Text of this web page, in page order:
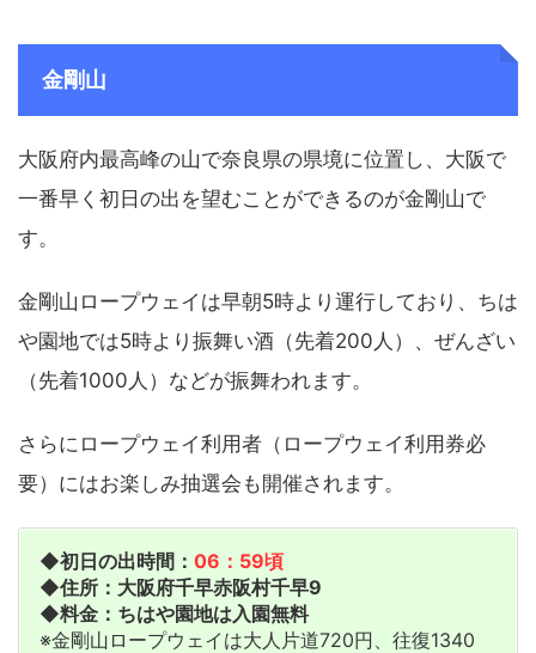
金剛山
大阪府内最高峰の山で奈良県の県境に位置し、大阪で
一番早く初日の出を望むことができるのが金剛山で
す。
金剛山ロープウェイは早朝5時より運行しており、ちは
や園地では5時より振舞い酒（先着200人）、ぜんざい
（先着1000人）などが振舞われます。
さらにロープウェイ利用者（ロープウェイ利用券必
要）にはお楽しみ抽選会も開催されます。
◆初日の出時間： 06：59頃
◆住所：大阪府千早赤阪村千早9
◆料金：ちはや園地は入園無料
※金剛山ロープウェイは大人片道720円、往復1340